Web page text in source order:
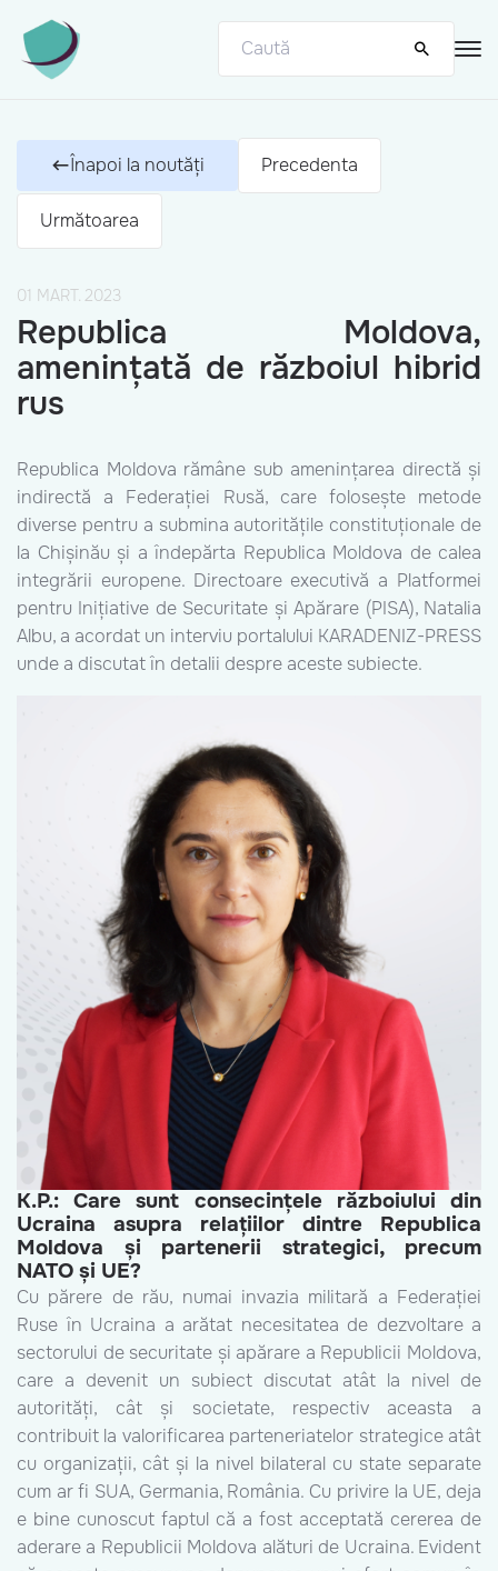
Înapoi la noutăți Precedenta
Următoarea
01 MART. 2023
Republica Moldova,
amenințată de războiul hibrid
rus
Republica Moldova rămâne sub amenințarea directă și
indirectă a Federației Rusă, care folosește metode
diverse pentru a submina autoritățile constituționale de
la Chișinău și a îndepărta Republica Moldova de calea
integrării europene. Directoare executivă a Platformei
pentru Inițiative de Securitate și Apărare (PISA), Natalia
Albu, a acordat un interviu portalului KARADENIZ-PRESS
unde a discutat în detalii despre aceste subiecte.
K.P.: Care sunt consecințele războiului din
Ucraina asupra relațiilor dintre Republica
Moldova și partenerii strategici, precum
NATO și UE?
Cu părere de rău, numai invazia militară a Federației
Ruse în Ucraina a arătat necesitatea de dezvoltare a
sectorului de securitate și apărare a Republicii Moldova,
care a devenit un subiect discutat atât la nivel de
autorități, cât și societate, respectiv aceasta a
contribuit la valorificarea parteneriatelor strategice atât
cu organizații, cât și la nivel bilateral cu state separate
cum ar fi SUA, Germania, România. Cu privire la UE, deja
e bine cunoscut faptul că a fost acceptată cererea de
aderare a Republicii Moldova alături de Ucraina. Evident